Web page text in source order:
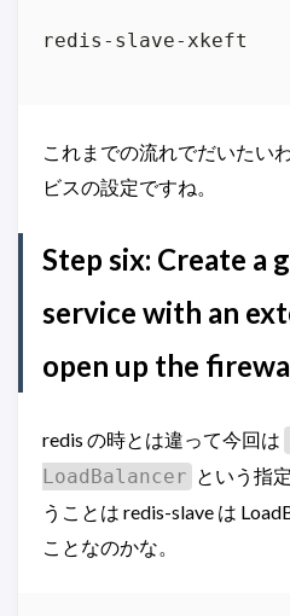
redis-slave-xkeft
これまでの流れでだいたい
ビスの設定ですね。
Step six: Create a
service with an
open up the
redis の時とは違って今回は
LoadBalancer という指
うことは redis-slave は
ことなのかな。